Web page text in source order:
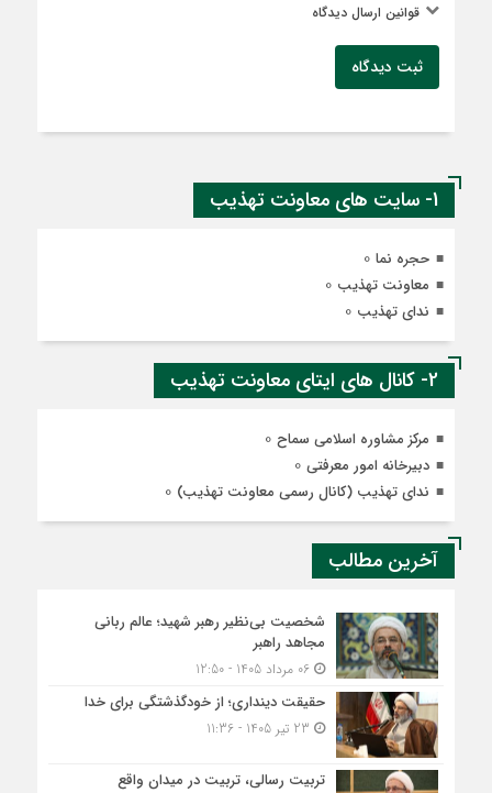
قوانین ارسال دیدگاه
ثبت دیدگاه
1- سایت های معاونت تهذیب
حجره نما
معاونت تهذیب
ندای تهذیب
2- کانال های ایتای معاونت تهذیب
مرکز مشاوره اسلامی سماح
دبیرخانه امور معرفتی
ندای تهذیب (کانال رسمی معاونت تهذیب)
آخرین مطالب
شخصیت بی‌نظیر رهبر شهید؛ عالم ربانی
مجاهد راهبر
06 مرداد 1405 - 12:50
حقیقت دینداری؛ از خودگذشتگی برای خدا
تربیت رسالی، تربیت در میدان واقع